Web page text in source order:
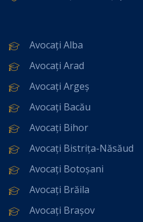
Avocați Alba
Avocați Arad
Avocați Argeș
Avocați Bacău
Avocați Bihor
Avocați Bistrița-Năsăud
Avocați Botoșani
Avocați Brăila
Avocați Brașov